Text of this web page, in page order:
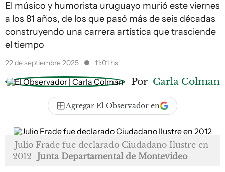
El músico y humorista uruguayo murió este viernes
a los 81 años, de los que pasó más de seis décadas
construyendo una carrera artística que trasciende
el tiempo
22 de septiembre 2025 11:01 hs
Por Carla Colman
Agregar El Observador en
Julio Frade fue declarado Ciudadano Ilustre en
2012 Junta Departamental de Montevideo